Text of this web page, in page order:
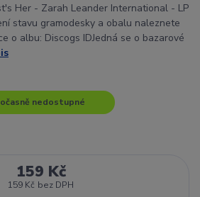
Her - Zarah Leander International - LP
stavu gramodesky a obalu naleznete
o albu: Discogs IDJedná se o bazarové
nedostupné
159 Kč
159 Kč bez DPH